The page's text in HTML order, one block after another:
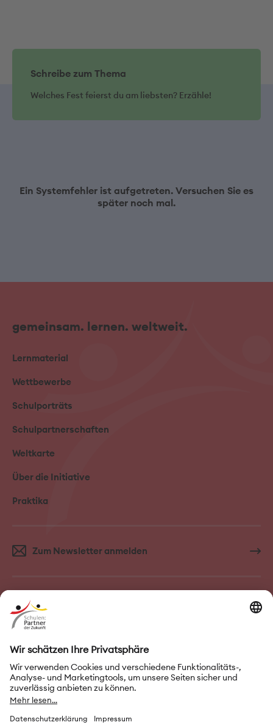
Schreibe zum Thema
Welches Fest feierst du am liebsten? Erzähle!
Ein Systemfehler ist aufgetreten. Versuchen Sie es
später noch mal.
gemeinsam. lernen. weltweit.
Lernmaterial
Wettbewerbe
Schulporträts
Schulpartnerschaften
Weltkarte
Über die Initiative
Praktika
Zum Newsletter anmelden
FAQ–Häufige Fragen Kontakt
Nutzungsbedingungen
Datenschutz
Privatsphäre-Einstellungen